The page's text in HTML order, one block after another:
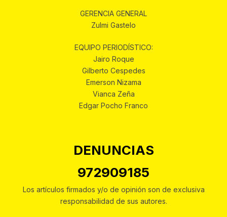
GERENCIA GENERAL
Zulmi Gastelo
EQUIPO PERIODÍSTICO:
Jairo Roque
Gilberto Cespedes
Emerson Nizama
Vianca Zeña
Edgar Pocho Franco
DENUNCIAS
972909185
Los artículos firmados y/o de opinión son de exclusiva
responsabilidad de sus autores.